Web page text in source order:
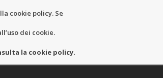
cookie policy. Se
dei cookie.
la cookie policy.